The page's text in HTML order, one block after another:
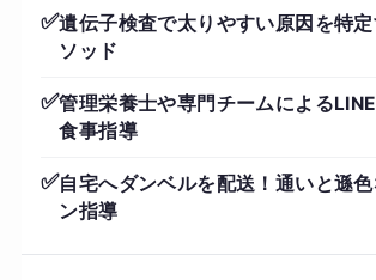
✅遺伝子検査で太りやすい原因を特
ソッド
✅管理栄養士や専門チームによる
食事指導
✅自宅へダンベルを配送！通いと遜
ン指導